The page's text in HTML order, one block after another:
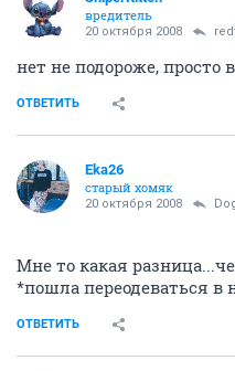
вредитель
20 октября 2008
нет не подороже, просто
ОТВЕТИТЬ
Eka26
старый хомяк
20 октября 2008
Мне то какая
*пошла переодеваться
ОТВЕТИТЬ